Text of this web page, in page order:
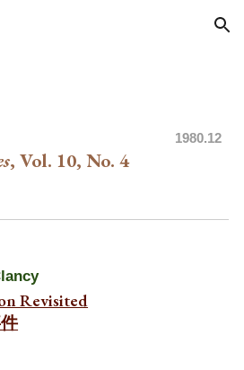
Skip to navigation
1980.12
, Vol. 10, No.4
Revisited